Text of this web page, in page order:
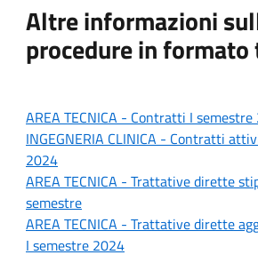
Altre informazioni
procedure in
AREA TECNICA - Contratti I
INGEGNERIA CLINICA - Contratti
2024
AREA TECNICA - Trattative dirette
semestre
AREA TECNICA - Trattative dirette
I semestre 2024